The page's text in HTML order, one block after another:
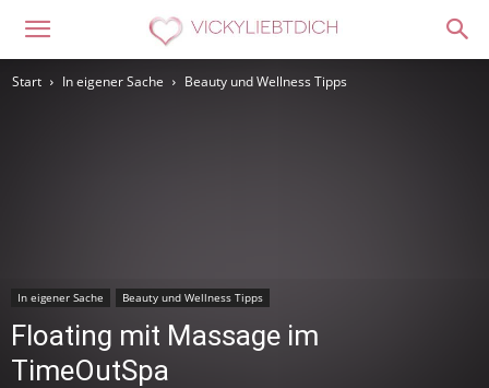
Start In eigener Sache Beauty und Wellness Tipps
In eigener Sache Beauty und Wellness Tipps
Floating mit Massage im
TimeOutSpa